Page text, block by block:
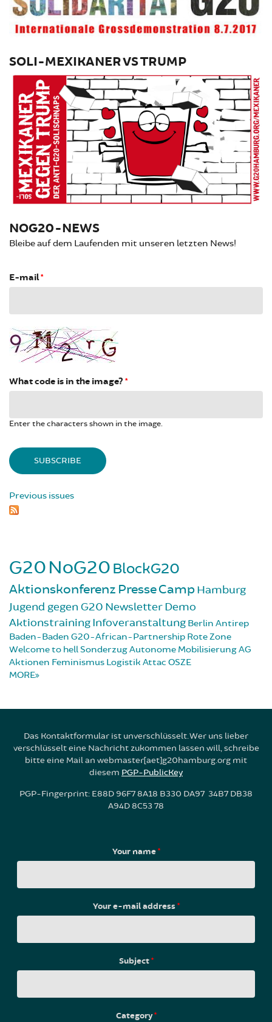
SOLI-MEXIKANER VS TRUMP
NOG20-NEWS
Bleibe auf dem Laufenden mit unseren letzten News!
E-mail*
What code is in the image? *
Enter the characters shown in the image.
Previous issues
G20NoG20 BlockG20
Aktionskonferenz PresseCampHamburg
Jugend gegen G20 NewsletterDemo
AktionstrainingInfoveranstaltung Berlin Antirep
Baden-Baden G20-African-Partnership Rote Zone
Welcome to hellSonderzugAutonome MobilisierungAG
Aktionen Feminismus Logistik Attac OSZE
MORE
Das Kontaktformular ist unverschlüsselt. Wer uns lieber
verschlüsselt eine Nachricht zukommen lassen will, schreibe
bitte eine Mail an webmaster[aet]g20hamburg.org mit
diesem PGP-PublicKey
PGP-Fingerprint: E88D 96F7 8A18 B330 DA97 34B7 DB38
A94D 8C53 78
Your name*
Your e-mail address*
Subject*
Category*